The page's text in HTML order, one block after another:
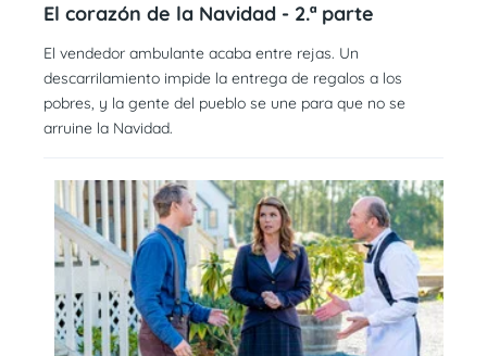
El corazón de la Navidad - 2.ª parte
El vendedor ambulante acaba entre rejas. Un
descarrilamiento impide la entrega de regalos a los
pobres, y la gente del pueblo se une para que no se
arruine la Navidad.